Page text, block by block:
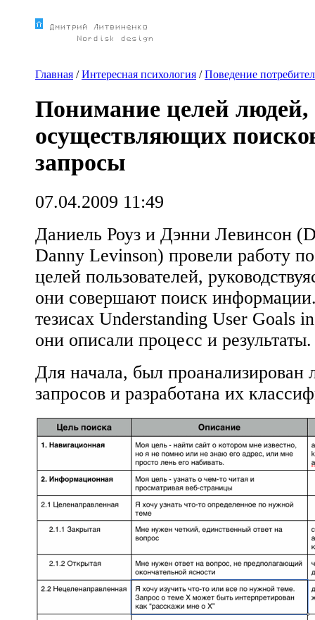
Главная /Интересная психология /Поведение
Понимание целей людей,
осуществляющих
запросы
07.04.2009 11:49
Даниель Роуз и Дэнни Левинсон
Danny Levinson) провели работу
целей пользователей,
они совершают поиск
тезисах Understanding User Goals
они описали процесс и результаты.
Для начала, был проанализирован
запросов и разработана их